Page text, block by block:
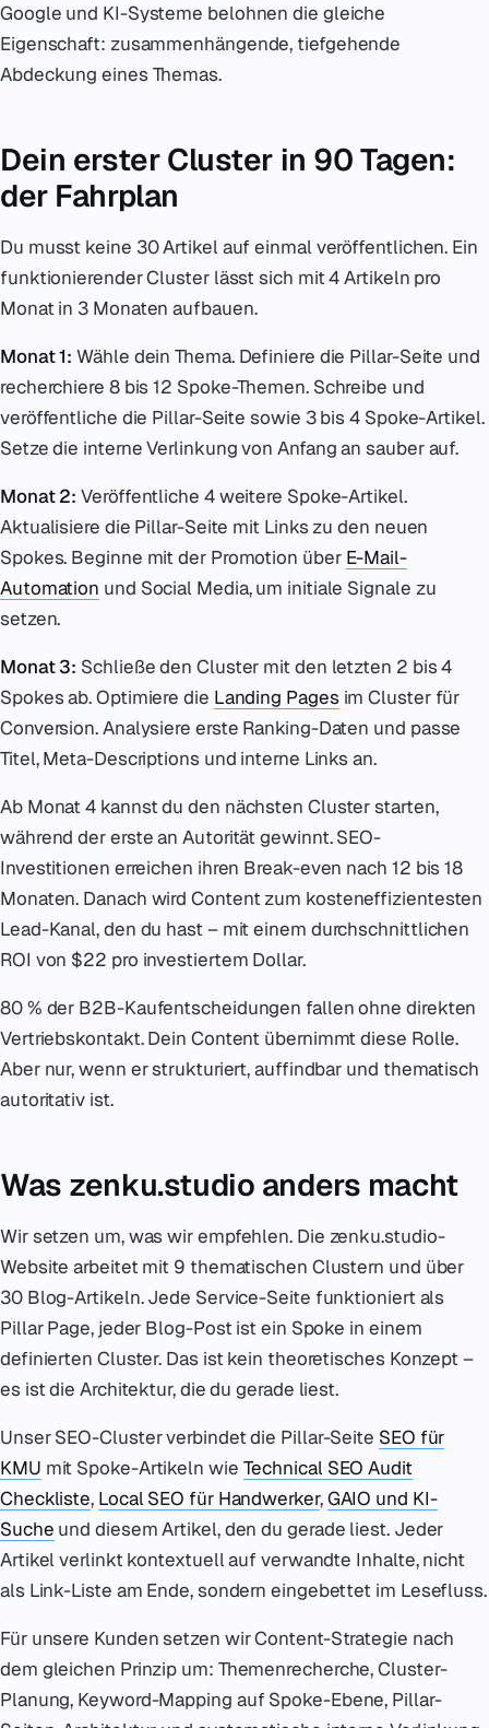
Google und KI-Systeme belohnen die gleiche
Eigenschaft: zusammenhängende, tiefgehende
Abdeckung eines Themas.
Dein erster Cluster in 90 Tagen:
der Fahrplan
Du musst keine 30 Artikel auf einmal veröffentlichen. Ein
funktionierender Cluster lässt sich mit 4 Artikeln pro
Monat in 3 Monaten aufbauen.
Monat 1: Wähle dein Thema. Definiere die Pillar-Seite und
recherchiere 8 bis 12 Spoke-Themen. Schreibe und
veröffentliche die Pillar-Seite sowie 3 bis 4 Spoke-Artikel.
Setze die interne Verlinkung von Anfang an sauber auf.
Monat 2: Veröffentliche 4 weitere Spoke-Artikel.
Aktualisiere die Pillar-Seite mit Links zu den neuen
Spokes. Beginne mit der Promotion über E-Mail-
Automation und Social Media, um initiale Signale zu
setzen.
Monat 3: Schließe den Cluster mit den letzten 2 bis 4
Spokes ab. Optimiere die Landing Pagesim Cluster für
Conversion. Analysiere erste Ranking-Daten und passe
Titel, Meta-Descriptions und interne Links an.
Ab Monat 4 kannst du den nächsten Cluster starten,
während der erste an Autorität gewinnt. SEO-
Investitionen erreichen ihren Break-even nach 12 bis 18
Monaten. Danach wird Content zum kosteneffizientesten
Lead-Kanal, den du hast – mit einem durchschnittlichen
ROI von $22 pro investiertem Dollar.
80 % der B2B-Kaufentscheidungen fallen ohne direkten
Vertriebskontakt. Dein Content übernimmt diese Rolle.
Aber nur, wenn er strukturiert, auffindbar und thematisch
autoritativ ist.
Was zenku.studio anders macht
Wir setzen um, was wir empfehlen. Die zenku.studio-
Website arbeitet mit 9 thematischen Clustern und über
30 Blog-Artikeln. Jede Service-Seite funktioniert als
Pillar Page, jeder Blog-Post ist ein Spoke in einem
definierten Cluster. Das ist kein theoretisches Konzept –
es ist die Architektur, die du gerade liest.
Unser SEO-Cluster verbindet die Pillar-Seite SEO für
KMU mit Spoke-Artikeln wie Technical SEO Audit
Checkliste, Local SEO für Handwerker,GAIO und KI-
Suche und diesem Artikel, den du gerade liest. Jeder
Artikel verlinkt kontextuell auf verwandte Inhalte, nicht
als Link-Liste am Ende, sondern eingebettet im Lesefluss.
Für unsere Kunden setzen wir Content-Strategie nach
dem gleichen Prinzip um: Themenrecherche, Cluster-
Planung, Keyword-Mapping auf Spoke-Ebene, Pillar-